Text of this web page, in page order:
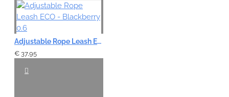
Adjustable Rope Leash ECO - Blackberry 0.6
€ 37,95